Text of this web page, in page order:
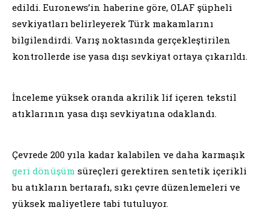
edildi. Euronews’in haberine göre, OLAF şüpheli
sevkiyatları belirleyerek Türk makamlarını
bilgilendirdi. Varış noktasında gerçekleştirilen
kontrollerde ise yasa dışı sevkiyat ortaya çıkarıldı.
İnceleme yüksek oranda akrilik lif içeren tekstil
atıklarının yasa dışı sevkiyatına odaklandı.
Çevrede 200 yıla kadar kalabilen ve daha karmaşık
geri dönüşüm süreçleri gerektiren sentetik içerikli
bu atıkların bertarafı, sıkı çevre düzenlemeleri ve
yüksek maliyetlere tabi tutuluyor.